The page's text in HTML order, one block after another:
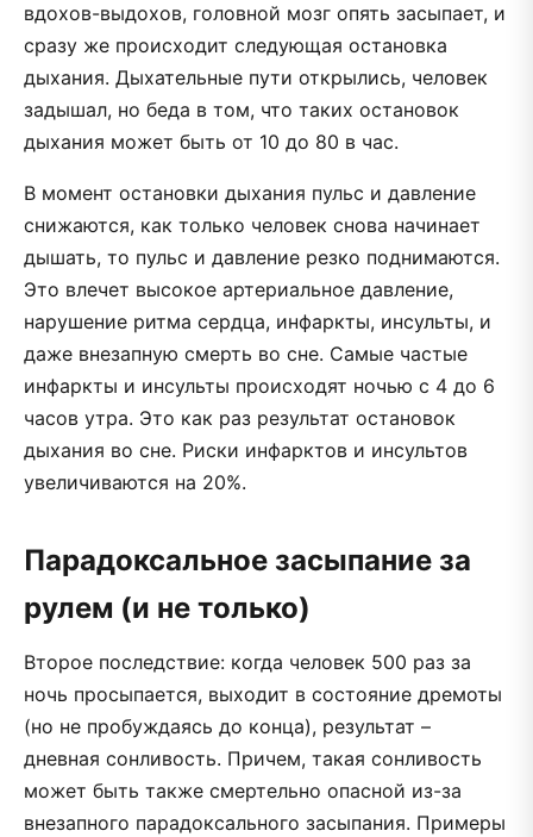
вдохов-выдохов, головной мозг опять засыпает, и
сразу же происходит следующая остановка
дыхания. Дыхательные пути открылись, человек
задышал, но беда в том, что таких остановок
дыхания может быть от 10 до 80 в час.
В момент остановки дыхания пульс и давление
снижаются, как только человек снова начинает
дышать, то пульс и давление резко поднимаются.
Это влечет высокое артериальное давление,
нарушение ритма сердца, инфаркты, инсульты, и
даже внезапную смерть во сне. Самые частые
инфаркты и инсульты происходят ночью с 4 до 6
часов утра. Это как раз результат остановок
дыхания во сне. Риски инфарктов и инсультов
увеличиваются на 20%.
Парадоксальное засыпание за
рулем (и не только)
Второе последствие: когда человек 500 раз за
ночь просыпается, выходит в состояние дремоты
(но не пробуждаясь до конца), результат –
дневная сонливость. Причем, такая сонливость
может быть также смертельно опасной из-за
внезапного парадоксального засыпания. Примеры